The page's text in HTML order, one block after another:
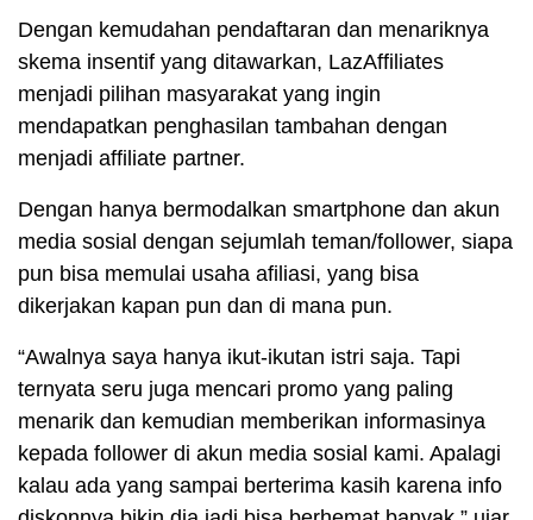
Dengan kemudahan pendaftaran dan menariknya
skema insentif yang ditawarkan, LazAffiliates
menjadi pilihan masyarakat yang ingin
mendapatkan penghasilan tambahan dengan
menjadi affiliate partner.
Dengan hanya bermodalkan smartphone dan akun
media sosial dengan sejumlah teman/follower, siapa
pun bisa memulai usaha afiliasi, yang bisa
dikerjakan kapan pun dan di mana pun.
“Awalnya saya hanya ikut-ikutan istri saja. Tapi
ternyata seru juga mencari promo yang paling
menarik dan kemudian memberikan informasinya
kepada follower di akun media sosial kami. Apalagi
kalau ada yang sampai berterima kasih karena info